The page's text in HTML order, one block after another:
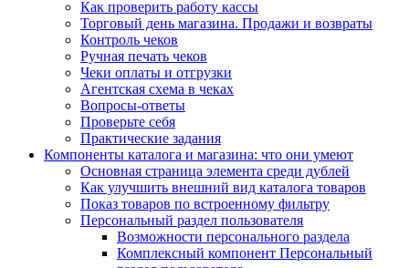
Как проверить работу кассы
Торговый день магазина. Продажи и возвраты
Контроль чеков
Ручная печать чеков
Чеки оплаты и отгрузки
Агентская схема в чеках
Вопросы-ответы
Проверьте себя
Практические задания
Компоненты каталога и магазина: что они умеют
Основная страница элемента среди дублей
Как улучшить внешний вид каталога товаров
Показ товаров по встроенному фильтру
Персональный раздел пользователя
Возможности персонального раздела
Комплексный компонент Персональный